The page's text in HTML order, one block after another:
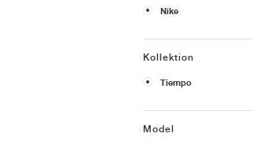
Nike
Kollektion
Tiempo
Model